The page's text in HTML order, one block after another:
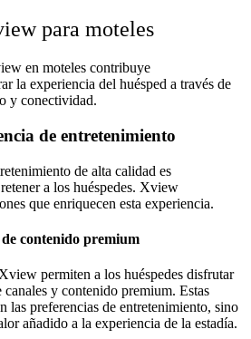
para moteles
en moteles contribuye
la experiencia del huésped a través de
y conectividad.
de entretenimiento
de alta calidad es
a los huéspedes. Xview
que enriquecen esta experiencia.
de contenido premium
permiten a los huéspedes disfrutar
y contenido premium. Estas
las preferencias de entretenimiento, sino
añadido a la experiencia de la estadía.